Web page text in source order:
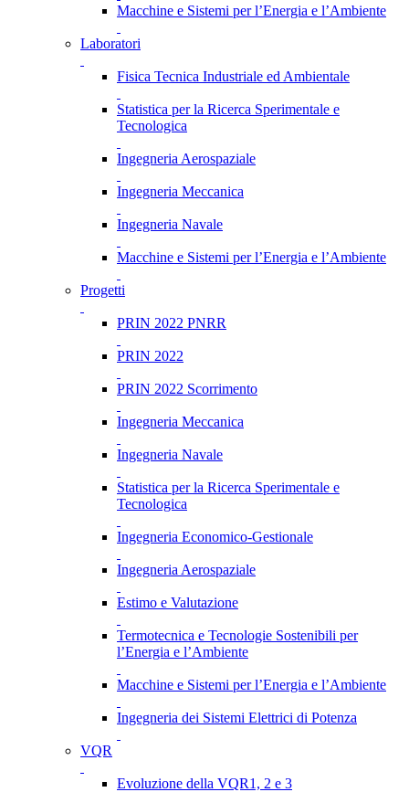
Macchine e Sistemi per l’Energia e l’Ambiente
Laboratori
Fisica Tecnica Industriale ed Ambientale
Statistica per la Ricerca Sperimentale e
Tecnologica
Ingegneria Aerospaziale
Ingegneria Meccanica
Ingegneria Navale
Macchine e Sistemi per l’Energia e l’Ambiente
Progetti
PRIN 2022 PNRR
PRIN 2022
PRIN 2022 Scorrimento
Ingegneria Meccanica
Ingegneria Navale
Statistica per la Ricerca Sperimentale e
Tecnologica
Ingegneria Economico-Gestionale
Ingegneria Aerospaziale
Estimo e Valutazione
Termotecnica e Tecnologie Sostenibili per
l’Energia e l’Ambiente
Macchine e Sistemi per l’Energia e l’Ambiente
Ingegneria dei Sistemi Elettrici di Potenza
VQR
Evoluzione della VQR1, 2 e 3